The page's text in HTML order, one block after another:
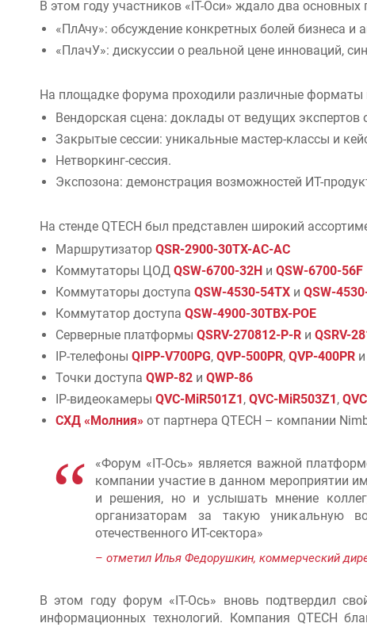
В этом году участников «IT-Оси» ждало два основных
«ПлАчу»: обсуждение конкретных болей бизнеса
«ПлачУ»: дискуссии о реальной цене инноваций,
На площадке форума проходили различные форматы
Вендорская сцена: доклады от ведущих экспертов
Закрытые сессии: уникальные мастер-классы и
Нетворкинг-сессия.
Экспозона: демонстрация возможностей ИТ-
На стенде QTECH был представлен широкий
Маршрутизатор QSR-2900-30TX-AC-AC
Коммутаторы ЦОД QSW-6700-32H и QSW-6700-56F
Коммутаторы доступа QSW-4530-54TX и QSW-
Коммутатор доступа QSW-4900-30TBX-POE
Серверные платформы QSRV-270812-P-R и QSRV-
IP-телефоны QIPP-V700PG, QVP-500PR, QVP-400PR и
Точки доступа QWP-82 и QWP-86
IP-видеокамеры QVC-MiR501Z1, QVC-MiR503Z1,
СХД «Молния» от партнера QTECH – компании
«Форум «IT-Ось» является важной
компании участие в данном мероприятии
и решения, но и услышать мнение
организаторам за такую уникальную
отечественного ИТ-сектора»
– отметил Илья Федорушкин, коммерческий
В этом году форум «IT-Ось» вновь подтвердил
информационных технологий. Компания QTECH